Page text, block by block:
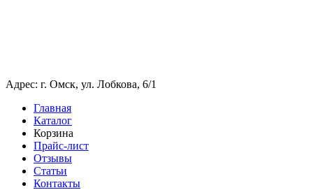
Адрес: г. Омск, ул. Лобкова, 6/1
Главная
Каталог
Корзина
Прайс-лист
Отзывы
Статьи
Контакты